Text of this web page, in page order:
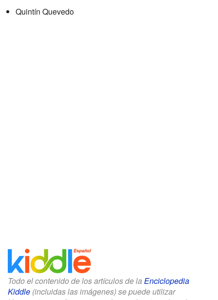
Quintín Quevedo
Todo el contenido de los artículos de la Enciclopedia
Kiddle (incluidas las imágenes) se puede utilizar